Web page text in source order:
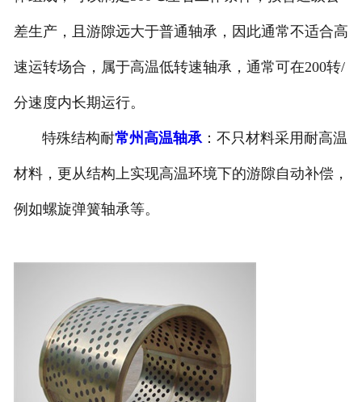
差生产，且游隙远大于普通轴承，因此通常不适合高
速运转场合，属于高温低转速轴承，通常可在200转/
分速度内长期运行。
特殊结构耐常州高温轴承：不只材料采用耐高温
材料，更从结构上实现高温环境下的游隙自动补偿，
例如螺旋弹簧轴承等。